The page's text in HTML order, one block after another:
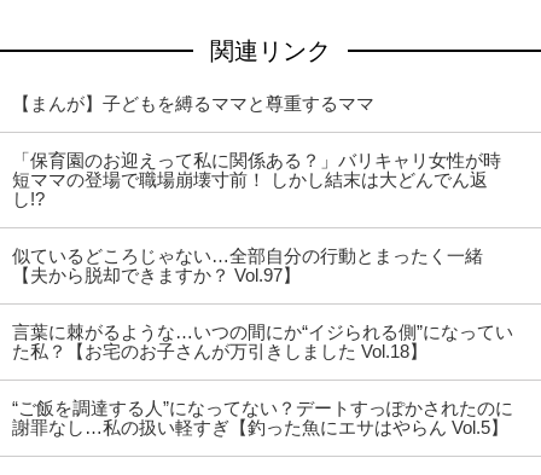
関連リンク
【まんが】子どもを縛るママと尊重するママ
「保育園のお迎えって私に関係ある？」バリキャリ女性が時
短ママの登場で職場崩壊寸前！ しかし結末は大どんでん返
し!?
似ているどころじゃない…全部自分の行動とまったく一緒
【夫から脱却できますか？ Vol.97】
言葉に棘がるような…いつの間にか“イジられる側”になってい
た私？【お宅のお子さんが万引きしました Vol.18】
“ご飯を調達する人”になってない？デートすっぽかされたのに
謝罪なし…私の扱い軽すぎ【釣った魚にエサはやらん Vol.5】